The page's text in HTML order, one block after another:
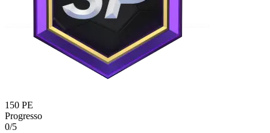
150 PE
Progresso
0/5